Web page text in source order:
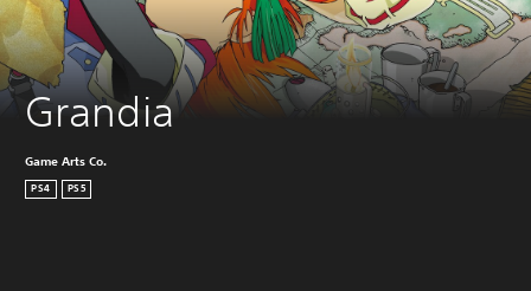
Grandia
Game Arts Co.
PS4 PS5